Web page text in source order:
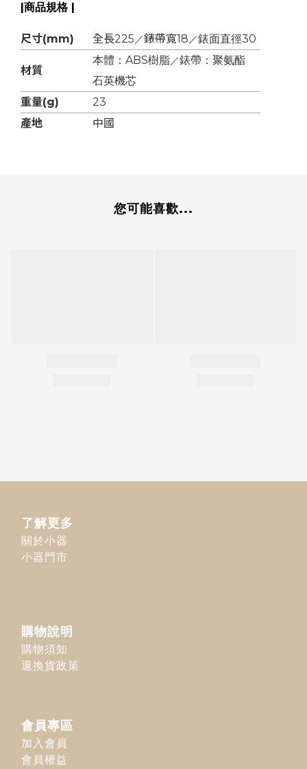
|商品規格 |
尺寸(mm) 全長225／錶帶寬18／錶面直徑30
材質
本體：ABS樹脂／錶帶：聚氨酯
石英機芯
重量(g)
23
產地
中國
您可能喜歡...
了解更多
關於小器
小器門市
購物說明
購物須知
退換貨政策
會員專區
加入會員
會員權益